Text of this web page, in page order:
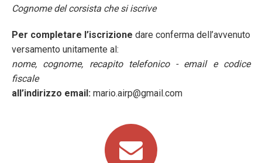
Cognome del corsista che si iscrive
Per completare l’iscrizione dare conferma dell’avvenuto
versamento unitamente al:
nome, cognome, recapito telefonico - email e codice
fiscale
all’indirizzo email: mario.airp@gmail.com